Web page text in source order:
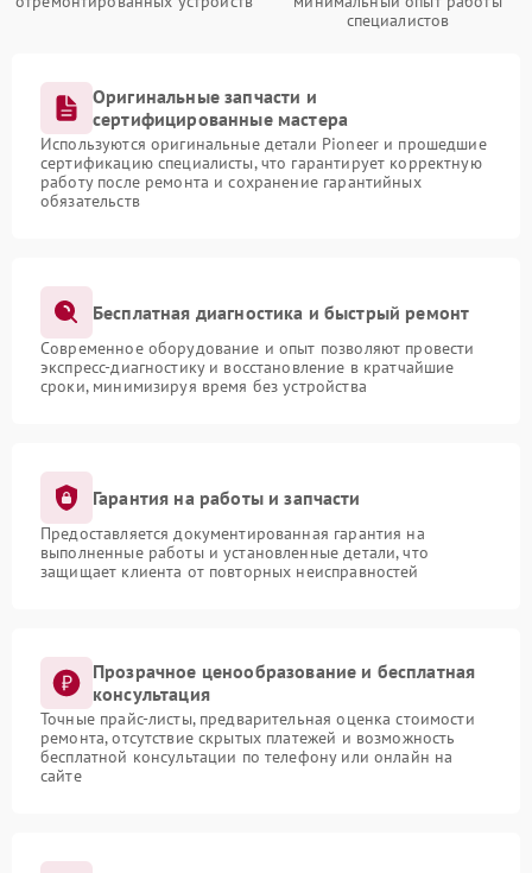
специалистов
Оригинальные запчасти и
сертифицированные мастера
Используются оригинальные детали Pioneer и прошедшие
сертификацию специалисты, что гарантирует корректную
работу после ремонта и сохранение гарантийных
обязательств
Бесплатная диагностика и быстрый ремонт
Современное оборудование и опыт позволяют провести
экспресс-диагностику и восстановление в кратчайшие
сроки, минимизируя время без устройства
Гарантия на работы и запчасти
Предоставляется документированная гарантия на
выполненные работы и установленные детали, что
защищает клиента от повторных неисправностей
Прозрачное ценообразование и бесплатная
консультация
Точные прайс-листы, предварительная оценка стоимости
ремонта, отсутствие скрытых платежей и возможность
бесплатной консультации по телефону или онлайн на
сайте